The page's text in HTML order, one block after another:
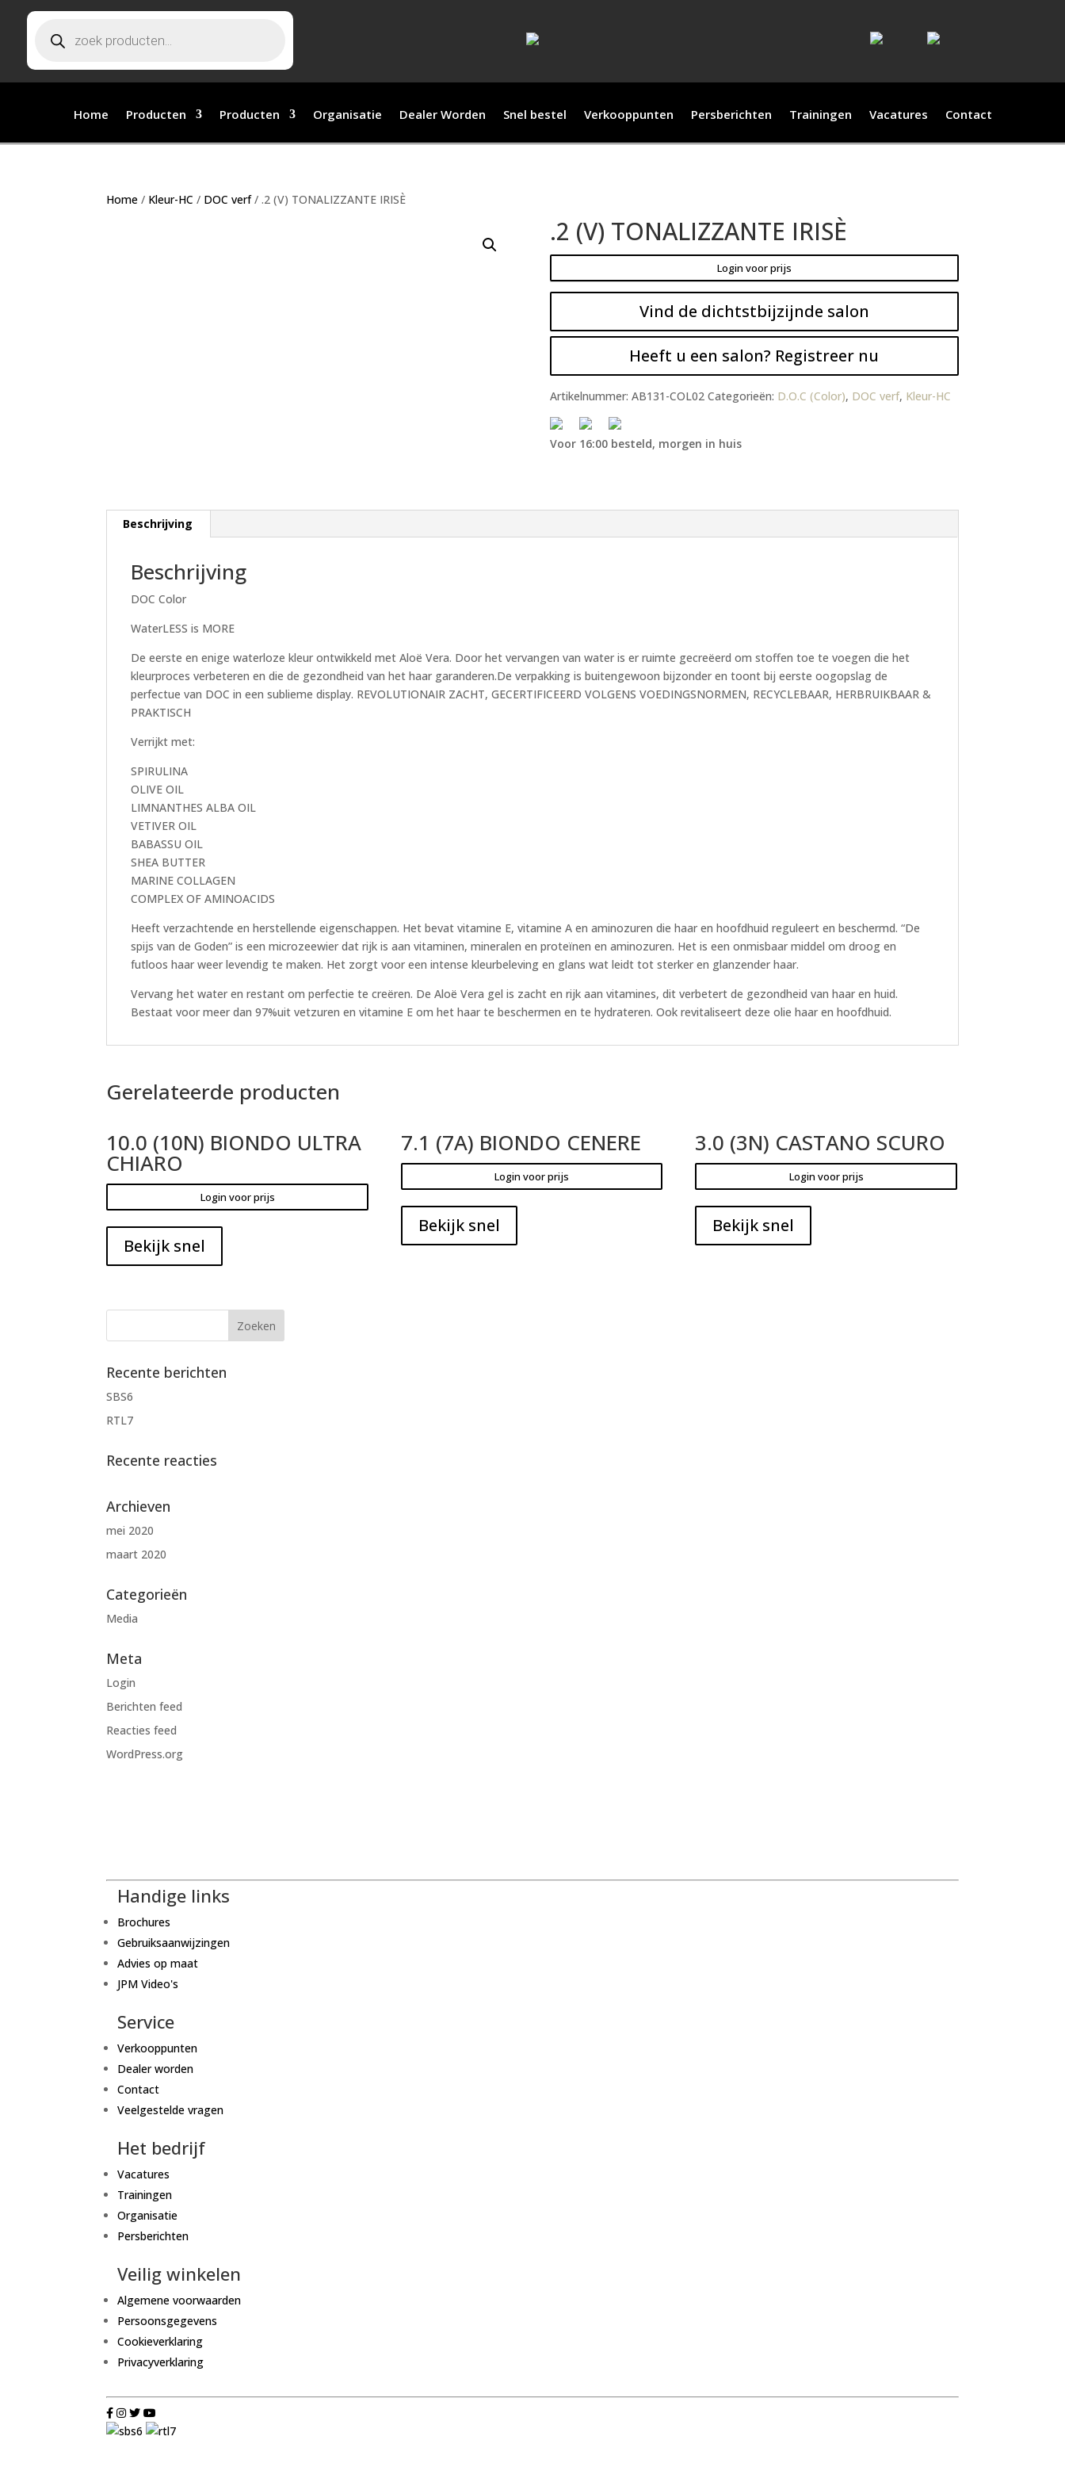
Home Producten Producten Organisatie Dealer Worden Snel bestel Verkooppunten Persberichten Trainingen Vacatures Contact
Home / Kleur-HC / DOC verf/ .2 (V) TONALIZZANTE IRISÈ
.2 (V) TONALIZZANTE IRISÈ
Login voor prijs
Vind de dichtstbijzijnde salon
Heeft u een salon? Registreer nu
Artikelnummer: AB131-COL02 Categorieën: D.O.C (Color), DOC verf, Kleur-HC
Voor 16:00 besteld, morgen in huis
Beschrijving
Beschrijving
DOC Color
WaterLESS is MORE
De eerste en enige waterloze kleur ontwikkeld met Aloë Vera. Door het vervangen van water is er ruimte gecreëerd om stoffen toe te voegen die het
kleurproces verbeteren en die de gezondheid van het haar garanderen.De verpakking is buitengewoon bijzonder en toont bij eerste oogopslag de
perfectue van DOC in een sublieme display. REVOLUTIONAIR ZACHT, GECERTIFICEERD VOLGENS VOEDINGSNORMEN, RECYCLEBAAR, HERBRUIKBAAR &
PRAKTISCH
Verrijkt met:
SPIRULINA
OLIVE OIL
LIMNANTHES ALBA OIL
VETIVER OIL
BABASSU OIL
SHEA BUTTER
MARINE COLLAGEN
COMPLEX OF AMINOACIDS
Heeft verzachtende en herstellende eigenschappen. Het bevat vitamine E, vitamine A en aminozuren die haar en hoofdhuid reguleert en beschermd. “De
spijs van de Goden” is een microzeewier dat rijk is aan vitaminen, mineralen en proteïnen en aminozuren. Het is een onmisbaar middel om droog en
futloos haar weer levendig te maken. Het zorgt voor een intense kleurbeleving en glans wat leidt tot sterker en glanzender haar.
Vervang het water en restant om perfectie te creëren. De Aloë Vera gel is zacht en rijk aan vitamines, dit verbetert de gezondheid van haar en huid.
Bestaat voor meer dan 97%uit vetzuren en vitamine E om het haar te beschermen en te hydrateren. Ook revitaliseert deze olie haar en hoofdhuid.
Gerelateerde producten
10.0 (10N) BIONDO ULTRA
CHIARO
Login voor prijs
Bekijk snel
7.1 (7A) BIONDO CENERE
Login voor prijs
Bekijk snel
3.0 (3N) CASTANO SCURO
Login voor prijs
Bekijk snel
Recente berichten
SBS6
RTL7
Recente reacties
Archieven
mei 2020
maart 2020
Categorieën
Media
Meta
Login
Berichten feed
Reacties feed
WordPress.org
Handige links
Brochures
Gebruiksaanwijzingen
Advies op maat
JPM Video's
Service
Verkooppunten
Dealer worden
Contact
Veelgestelde vragen
Het bedrijf
Vacatures
Trainingen
Organisatie
Persberichten
Veilig winkelen
Algemene voorwaarden
Persoonsgegevens
Cookieverklaring
Privacyverklaring